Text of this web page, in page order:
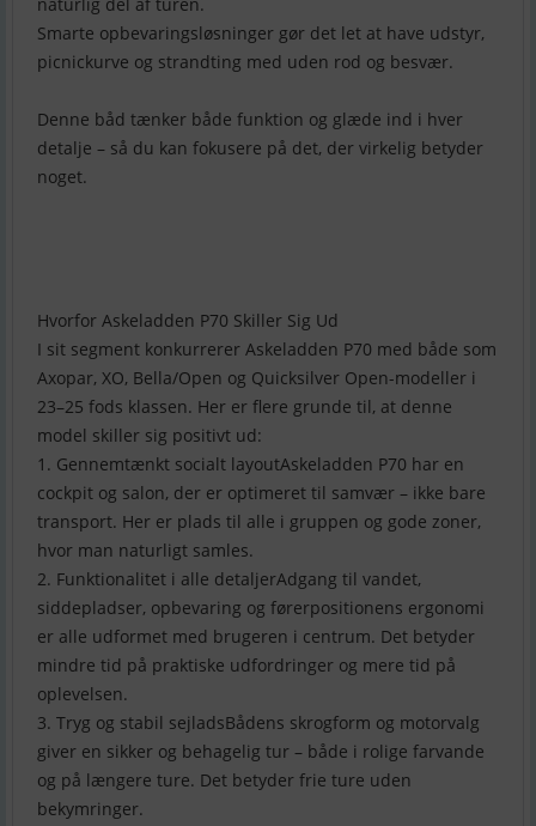
naturlig del af turen.
Smarte opbevaringsløsninger gør det let at have udstyr,
picnickurve og strandting med uden rod og besvær.
Denne båd tænker både funktion og glæde ind i hver
detalje – så du kan fokusere på det, der virkelig betyder
noget.
Hvorfor Askeladden P70 Skiller Sig Ud
I sit segment konkurrerer Askeladden P70 med både som
Axopar, XO, Bella/Open og Quicksilver Open-modeller i
23–25 fods klassen. Her er flere grunde til, at denne
model skiller sig positivt ud:
1. Gennemtænkt socialt layoutAskeladden P70 har en
cockpit og salon, der er optimeret til samvær – ikke bare
transport. Her er plads til alle i gruppen og gode zoner,
hvor man naturligt samles.
2. Funktionalitet i alle detaljerAdgang til vandet,
siddepladser, opbevaring og førerpositionens ergonomi
er alle udformet med brugeren i centrum. Det betyder
mindre tid på praktiske udfordringer og mere tid på
oplevelsen.
3. Tryg og stabil sejladsBådens skrogform og motorvalg
giver en sikker og behagelig tur – både i rolige farvande
og på længere ture. Det betyder frie ture uden
bekymringer.